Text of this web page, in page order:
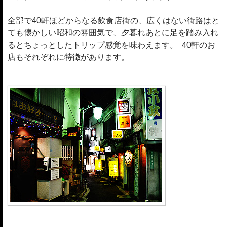
全部で40軒ほどからなる飲食店街の、広くはない街路はと
ても懐かしい昭和の雰囲気で、夕暮れあとに足を踏み入れ
るとちょっとしたトリップ感覚を味わえます。 40軒のお
店もそれぞれに特徴があります。